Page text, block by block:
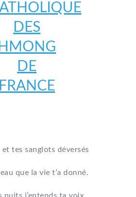
DE FRANCE
tes sanglots déversés
que la vie t’a donné.